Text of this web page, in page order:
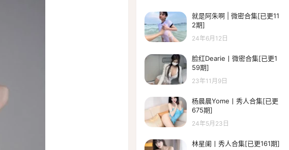
就是阿朱啊 | 微密合集[已更11
2期]
24年6月12日
脸红Dearie丨微密合集[已更1
59期]
23年11月9日
杨晨晨Yome丨秀人合集[已更
675期]
24年5月23日
林星阑丨秀人合集[已更161期]